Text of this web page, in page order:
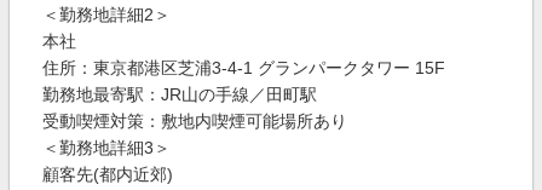
＜勤務地詳細2＞
本社
住所：東京都港区芝浦3-4-1 グランパークタワー 15F
勤務地最寄駅：JR山の手線／田町駅
受動喫煙対策：敷地内喫煙可能場所あり
＜勤務地詳細3＞
顧客先(都内近郊)